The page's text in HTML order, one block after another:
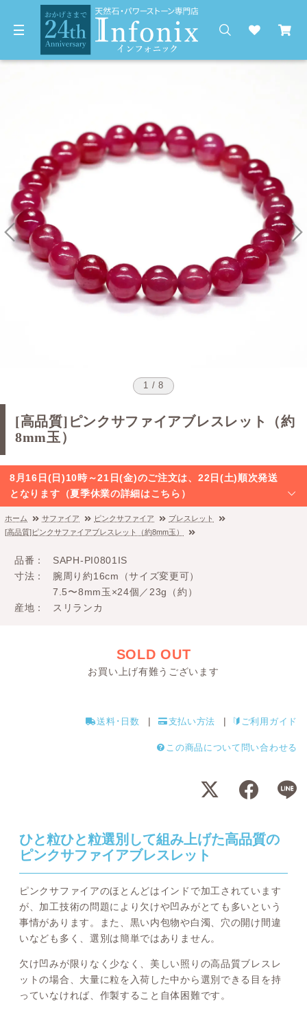
1 / 8
[高品質]ピンクサファイアブレスレット（約
8mm玉）
8月16日(日)10時～21日(金)のご注文は、22日(土)順次発送
となります（夏季休業の詳細はこちら）
ホーム サファイア ピンクサファイア
ブレスレット
[高品質]ピンクサファイアブレスレット（約8mm玉）
品番
SAPH-PI0801IS
寸法
腕周り約16cm（サイズ変更可）
7.5〜8mm玉×24個／23g（約）
産地
スリランカ
SOLD OUT
お買い上げ有難うございます
送料･日数 支払い方法 ご利用ガイド
この商品について問い合わせる
ひと粒ひと粒選別して組み上げた高品質の
ピンクサファイアブレスレット
ピンクサファイアのほとんどはインドで加工されています
が、加工技術の問題により欠けや凹みがとても多いという
事情があります。また、黒い内包物や白濁、穴の開け間違
いなども多く、選別は簡単ではありません。
欠け凹みが限りなく少なく、美しい照りの高品質ブレスレ
ットの場合、大量に粒を入荷した中から選別できる目を持
っていなければ、作製すること自体困難です。